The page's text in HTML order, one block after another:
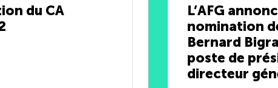
du CA
L’AFG
nomination
Bernard
poste de
directeur